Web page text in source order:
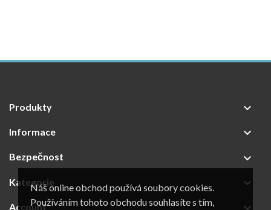
Náš online obchod používá soubory cookies.
Používáním tohoto obchodu souhlasíte s tím,
Produkty 
Informace 
Bezpečnost 
Kategorie 
Account